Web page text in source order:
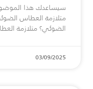
سيساعدك هذا
متلازمة العطاس
الضوئي؟ متلازمة
03/09/2025